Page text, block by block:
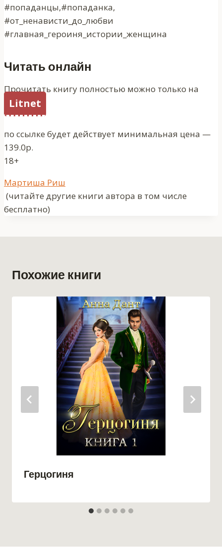
#попаданцы,#попаданка,
#от_ненависти_до_любви
#главная_героиня_истории_женщина
Читать онлайн
Прочитать книгу полностью можно только на
Litnet
по ссылке будет действует минимальная цена —
139.0р.
18+
Метки
записи:
Мартиша Риш
(читайте другие книги автора в том числе
бесплатно)
Похожие книги
Герцогиня